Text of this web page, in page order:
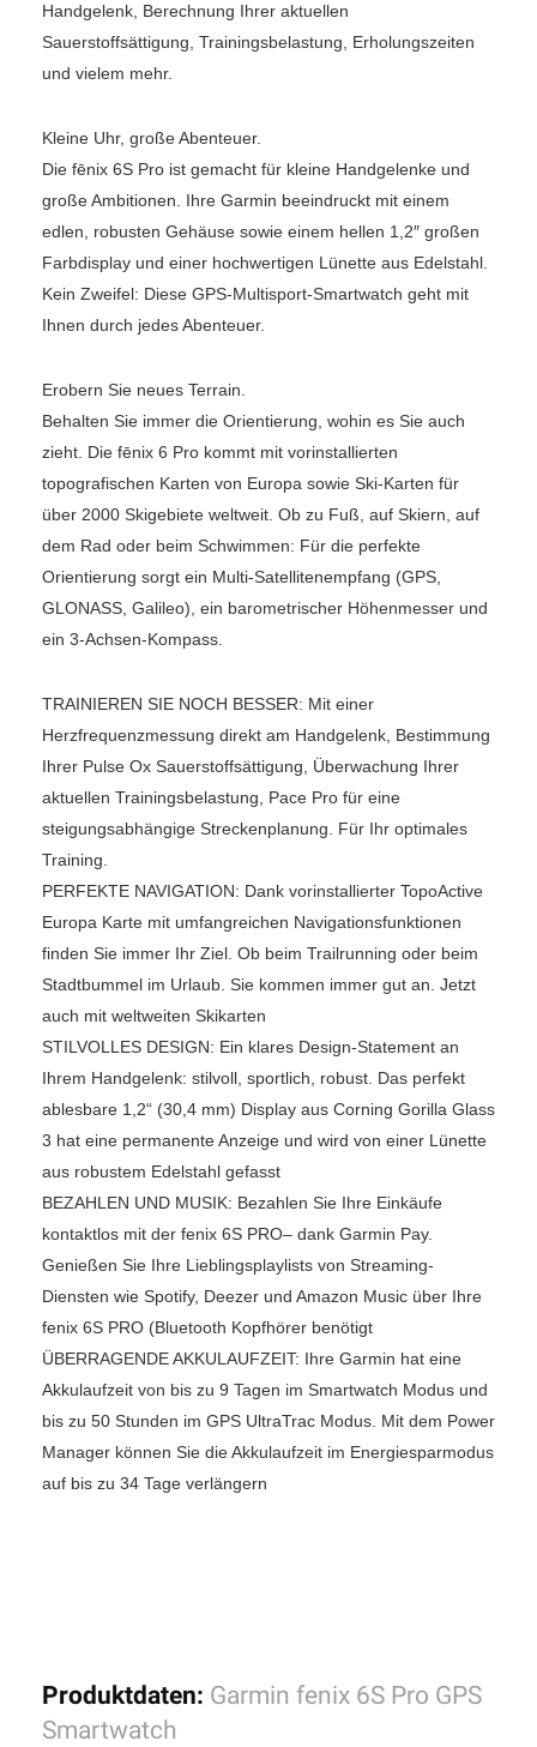
Handgelenk, Berechnung Ihrer aktuellen
Sauerstoffsättigung, Trainingsbelastung, Erholungszeiten
und vielem mehr.
Kleine Uhr, große Abenteuer.
Die fēnix 6S Pro ist gemacht für kleine Handgelenke und
große Ambitionen. Ihre Garmin beeindruckt mit einem
edlen, robusten Gehäuse sowie einem hellen 1,2″ großen
Farbdisplay und einer hochwertigen Lünette aus Edelstahl.
Kein Zweifel: Diese GPS-Multisport-Smartwatch geht mit
Ihnen durch jedes Abenteuer.
Erobern Sie neues Terrain.
Behalten Sie immer die Orientierung, wohin es Sie auch
zieht. Die fēnix 6 Pro kommt mit vorinstallierten
topografischen Karten von Europa sowie Ski-Karten für
über 2000 Skigebiete weltweit. Ob zu Fuß, auf Skiern, auf
dem Rad oder beim Schwimmen: Für die perfekte
Orientierung sorgt ein Multi-Satellitenempfang (GPS,
GLONASS, Galileo), ein barometrischer Höhenmesser und
ein 3-Achsen-Kompass.
TRAINIEREN SIE NOCH BESSER: Mit einer
Herzfrequenzmessung direkt am Handgelenk, Bestimmung
Ihrer Pulse Ox Sauerstoffsättigung, Überwachung Ihrer
aktuellen Trainingsbelastung, Pace Pro für eine
steigungsabhängige Streckenplanung. Für Ihr optimales
Training.
PERFEKTE NAVIGATION: Dank vorinstallierter TopoActive
Europa Karte mit umfangreichen Navigationsfunktionen
finden Sie immer Ihr Ziel. Ob beim Trailrunning oder beim
Stadtbummel im Urlaub. Sie kommen immer gut an. Jetzt
auch mit weltweiten Skikarten
STILVOLLES DESIGN: Ein klares Design-Statement an
Ihrem Handgelenk: stilvoll, sportlich, robust. Das perfekt
ablesbare 1,2“ (30,4 mm) Display aus Corning Gorilla Glass
3 hat eine permanente Anzeige und wird von einer Lünette
aus robustem Edelstahl gefasst
BEZAHLEN UND MUSIK: Bezahlen Sie Ihre Einkäufe
kontaktlos mit der fenix 6S PRO– dank Garmin Pay.
Genießen Sie Ihre Lieblingsplaylists von Streaming-
Diensten wie Spotify, Deezer und Amazon Music über Ihre
fenix 6S PRO (Bluetooth Kopfhörer benötigt
ÜBERRAGENDE AKKULAUFZEIT: Ihre Garmin hat eine
Akkulaufzeit von bis zu 9 Tagen im Smartwatch Modus und
bis zu 50 Stunden im GPS UltraTrac Modus. Mit dem Power
Manager können Sie die Akkulaufzeit im Energiesparmodus
auf bis zu 34 Tage verlängern
Produktdaten: Garmin fenix 6S Pro GPS
Smartwatch